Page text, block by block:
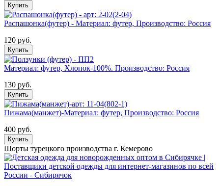
Купить
Распашонка(футер) - Материал: футер, Производство: Россия
120 руб.
Купить
Материал: футер, Хлопок-100%. Производство: Россия
130 руб.
Купить
Пижама(манжет)-Материал: футер, Производство: Россия
400 руб.
Купить
Шорты турецкого производства г. Кемерово